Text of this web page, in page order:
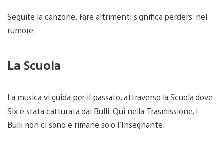
Seguite la canzone. Fare altrimenti significa perdersi nel
rumore.
La Scuola
La musica vi guida per il passato, attraverso la Scuola dove
Six è stata catturata dai Bulli. Qui nella Trasmissione, i
Bulli non ci sono e rimane solo l’Insegnante.